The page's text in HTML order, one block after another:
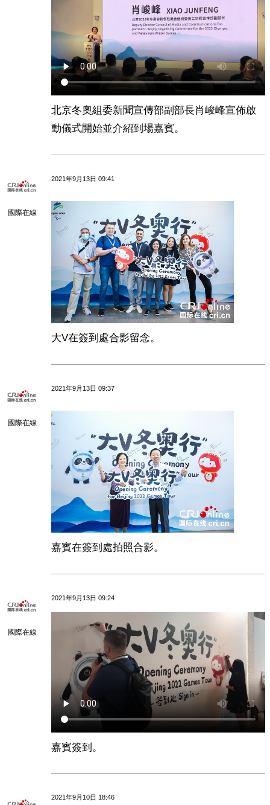
北京冬奧組委新聞宣傳部副部長肖峻峰宣佈啟
動儀式開始並介紹到場嘉賓。
國際在線
2021年9月13日 09:41
大V在簽到處合影留念。
國際在線
2021年9月13日 09:37
嘉賓在簽到處拍照合影。
國際在線
2021年9月13日 09:24
嘉賓簽到。
2021年9月10日 18:46